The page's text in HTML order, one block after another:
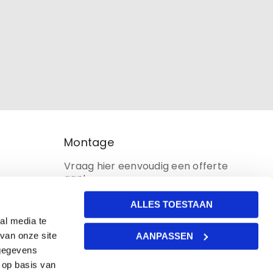
media te
onze site
basis van
ALLES TOESTAAN
AANPASSEN
Montage
Vraag hier eenvoudig een offerte
aan!